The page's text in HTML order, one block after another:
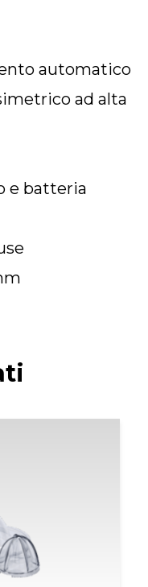
automatico
ad alta
e batteria